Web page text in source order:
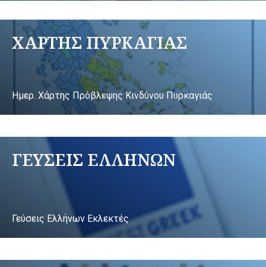
ΧΑΡΤΗΣ ΠΥΡΚΑΓΙΑΣ
Ημερ. Χάρτης Πρόβλεψης Κινδύνου Πυρκαγιάς
ΓΕΥΣΕΙΣ ΕΛΛΗΝΩΝ
Γεύσεις Ελλήνων Εκλεκτές